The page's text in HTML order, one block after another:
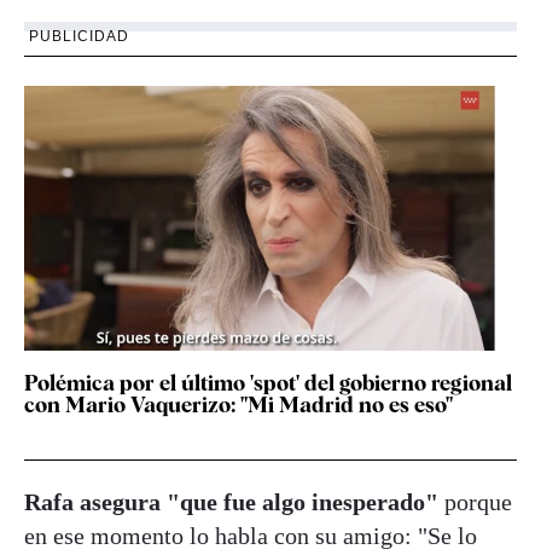
PUBLICIDAD
Polémica por el último 'spot' del gobierno regional
con Mario Vaquerizo: "Mi Madrid no es eso"
Rafa asegura "que fue algo inesperado" porque
en ese momento lo habla con su amigo: "Se lo